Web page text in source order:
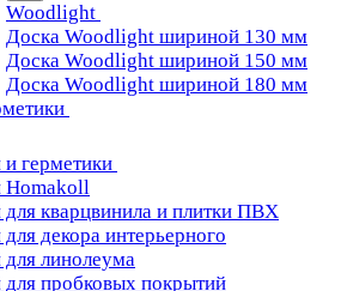
Woodlight
Доска Woodlight шириной 130 мм
Доска Woodlight шириной 150 мм
Доска Woodlight шириной 180 мм
герметики
Homakoll
для кварцвинила и плитки ПВХ
декора интерьерного
для линолеума
для пробковых покрытий